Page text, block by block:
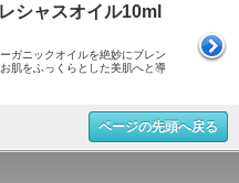
シャスオイル10ml
ガニックオイルを絶妙にブレン
肌をふっくらとした美肌へと導
ページの先頭へ戻る